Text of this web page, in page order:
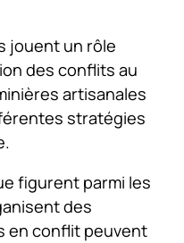
jouent un rôle
des conflits au
artisanales
stratégies
figurent parmi les
des
en conflit peuvent